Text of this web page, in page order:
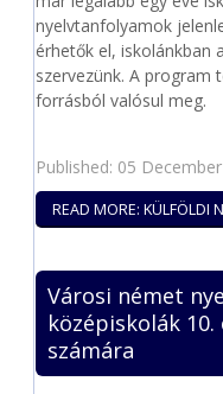
nyelvtanfolyamok
érhetők el, iskolánkban
szervezünk. A program
forrásból valósul meg.
Published: 05
READ MORE: KÜLFÖLDI
Városi német
középiskolák
számára